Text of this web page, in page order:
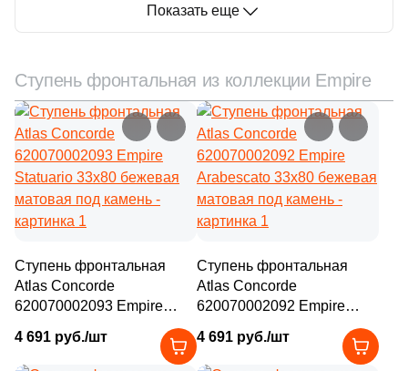
Показать еще
Ступень фронтальная из коллекции Empire
Ступень фронтальная
Atlas Concorde
620070002093 Empire
Statuario 33x80 бежевая
матовая под камень
4 691 руб./шт
Ступень фронтальная
Atlas Concorde
620070002092 Empire
Arabescato 33x80 бежевая
матовая под камень
4 691 руб./шт